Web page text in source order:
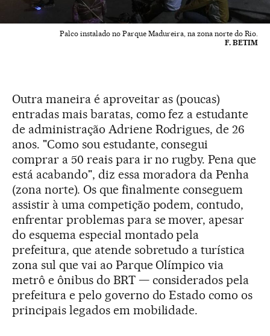
Palco instalado no Parque Madureira, na zona norte do Rio.
F. BETIM
Outra maneira é aproveitar as (poucas)
entradas mais baratas, como fez a estudante
de administração Adriene Rodrigues, de 26
anos. "Como sou estudante, consegui
comprar a 50 reais para ir no rugby. Pena que
está acabando", diz essa moradora da Penha
(zona norte). Os que finalmente conseguem
assistir à uma competição podem, contudo,
enfrentar problemas para se mover, apesar
do esquema especial montado pela
prefeitura, que atende sobretudo a turística
zona sul que vai ao Parque Olímpico via
metrô e ônibus do BRT — considerados pela
prefeitura e pelo governo do Estado como os
principais legados em mobilidade.